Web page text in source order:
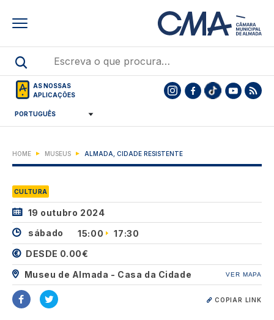
AS NOSSAS
APLICAÇÕES
HOME MUSEUS ALMADA, CIDADE RESISTENTE
CULTURA
19 outubro 2024
sábado
15:00
17:30
DESDE 0.00€
Museu de Almada - Casa da Cidade
VER MAPA
COPIAR LINK